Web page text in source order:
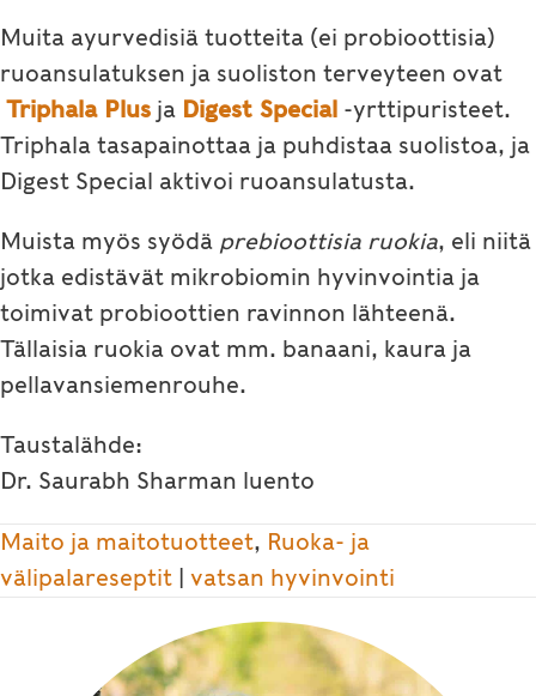
Muita ayurvedisiä tuotteita (ei probioottisia)
ruoansulatuksen ja suoliston terveyteen ovat
Triphala Plus ja Digest Special -yrttipuristeet.
Triphala tasapainottaa ja puhdistaa suolistoa, ja
Digest Special aktivoi ruoansulatusta.
Muista myös syödä prebioottisia ruokia, eli niitä
jotka edistävät mikrobiomin hyvinvointia ja
toimivat probioottien ravinnon lähteenä.
Tällaisia ruokia ovat mm. banaani, kaura ja
pellavansiemenrouhe.
Taustalähde:
Dr. Saurabh Sharman luento
Maito ja maitotuotteet, Ruoka- ja
välipalareseptit
vatsan hyvinvointi